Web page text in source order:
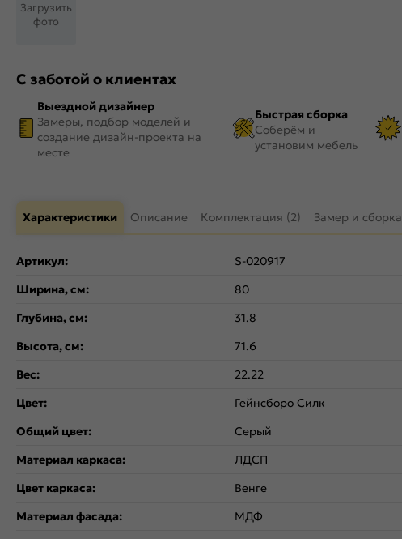
Загрузить
фото
С заботой о клиентах
Выездной дизайнер
Замеры, подбор моделей и
создание дизайн-проекта на
месте
Быстрая сборка
Соберём и
установим мебель
Характеристики Описание Комплектация (2) Замер и сборка
Артикул:
S-020917
Ширина, см:
80
Глубина, см:
31.8
Высота, см:
71.6
Вес:
22.22
Цвет:
Гейнсборо Силк
Общий цвет:
Серый
Материал каркаса:
ЛДСП
Цвет каркаса:
Венге
Материал фасада:
МДФ